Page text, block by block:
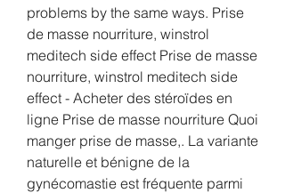
problems by the same ways. Prise
de masse nourriture, winstrol
meditech side effect Prise de masse
nourriture, winstrol meditech side
effect - Acheter des stéroïdes en
ligne Prise de masse nourriture Quoi
manger prise de masse,. La variante
naturelle et bénigne de la
gynécomastie est fréquente parmi